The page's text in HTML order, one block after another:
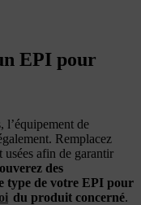
EPI pour
l’équipement de
Remplacez
usées afin de garantir
des
type de votre EPI pour
du produit concerné.